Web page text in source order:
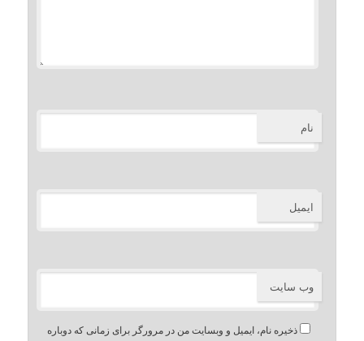
نام
ایمیل
وب‌ سایت
ذخیره نام، ایمیل و وبسایت من در مرورگر برای زمانی که دوباره